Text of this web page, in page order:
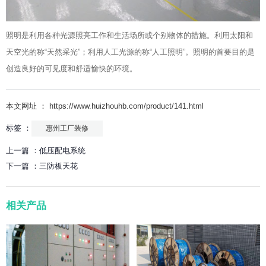
照明是利用各种光源照亮工作和生活场所或个别物体的措施。利用太阳和
天空光的称“天然采光”；利用人工光源的称“人工照明”。照明的首要目的是
创造良好的可见度和舒适愉快的环境。
本文网址 ： https://www.huizhouhb.com/product/141.html
标签 ： 惠州工厂装修
上一篇 ： 低压配电系统
下一篇 ： 三防板天花
相关产品